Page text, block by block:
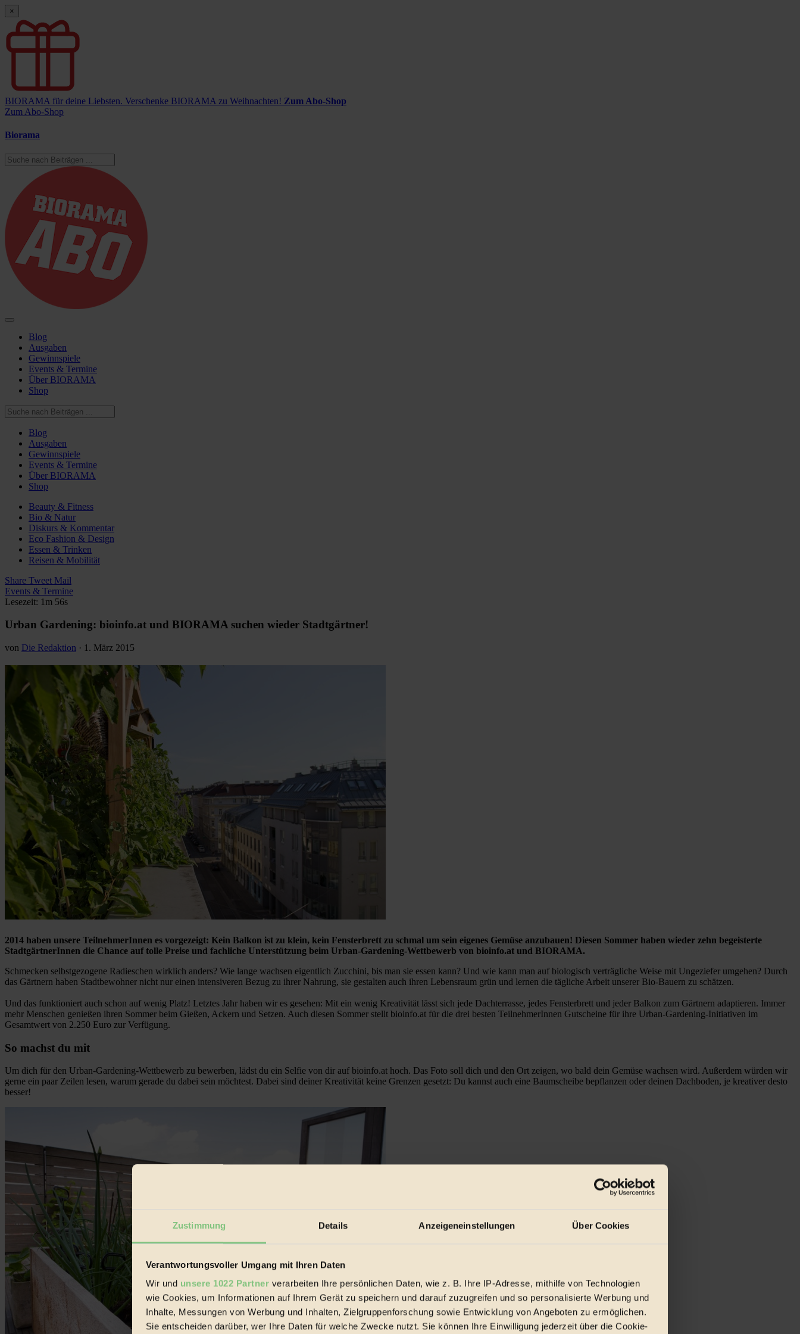
Zustimmung Details Anzeigeneinstellungen Über Cookies
Verantwortungsvoller Umgang mit Ihren Daten
Wir und unsere 1022 Partner verarbeiten Ihre persönlichen Daten, wie z. B. Ihre IP-Adresse, mithilfe von Technologien
wie Cookies, um Informationen auf Ihrem Gerät zu speichern und darauf zuzugreifen und so personalisierte Werbung und
Inhalte, Messungen von Werbung und Inhalten, Zielgruppenforschung sowie Entwicklung von Angeboten zu ermöglichen.
Sie entscheiden darüber, wer Ihre Daten für welche Zwecke nutzt. Sie können Ihre Einwilligung jederzeit über die Cookie-
×
BIORAMA für deine Liebsten. Verschenke BIORAMA zu Weihnachten! Zum Abo-Shop
Zum Abo-Shop
Biorama
Blog
Ausgaben
Gewinnspiele
Events & Termine
Über BIORAMA
Shop
Blog
Ausgaben
Gewinnspiele
Events & Termine
Über BIORAMA
Shop
Beauty & Fitness
Bio & Natur
Diskurs & Kommentar
Eco Fashion & Design
Essen & Trinken
Reisen & Mobilität
Share Tweet Mail
Events & Termine
Lesezeit: 1m 56s
Urban Gardening: bioinfo.at und BIORAMA suchen wieder Stadtgärtner!
von Die Redaktion · 1. März 2015
2014 haben unsere TeilnehmerInnen es vorgezeigt: Kein Balkon ist zu klein, kein Fensterbrett zu schmal um sein eigenes Gemüse anzubauen! Diesen Sommer haben wieder zehn begeisterte
StadtgärtnerInnen die Chance auf tolle Preise und fachliche Unterstützung beim Urban-Gardening-Wettbewerb von bioinfo.at und BIORAMA.
Schmecken selbstgezogene Radieschen wirklich anders? Wie lange wachsen eigentlich Zucchini, bis man sie essen kann? Und wie kann man auf biologisch verträgliche Weise mit Ungeziefer umgehen? Durch
das Gärtnern haben Stadtbewohner nicht nur einen intensiveren Bezug zu ihrer Nahrung, sie gestalten auch ihren Lebensraum grün und lernen die tägliche Arbeit unserer Bio-Bauern zu schätzen.
Und das funktioniert auch schon auf wenig Platz! Letztes Jahr haben wir es gesehen: Mit ein wenig Kreativität lässt sich jede Dachterrasse, jedes Fensterbrett und jeder Balkon zum Gärtnern adaptieren. Immer
mehr Menschen genießen ihren Sommer beim Gießen, Ackern und Setzen. Auch diesen Sommer stellt bioinfo.at für die drei besten TeilnehmerInnen Gutscheine für ihre Urban-Gardening-Initiativen im
Gesamtwert von 2.250 Euro zur Verfügung.
So machst du mit
Um dich für den Urban-Gardening-Wettbewerb zu bewerben, lädst du ein Selfie von dir auf bioinfo.at hoch. Das Foto soll dich und den Ort zeigen, wo bald dein Gemüse wachsen wird. Außerdem würden wir
gerne ein paar Zeilen lesen, warum gerade du dabei sein möchtest. Dabei sind deiner Kreativität keine Grenzen gesetzt: Du kannst auch eine Baumscheibe bepflanzen oder deinen Dachboden, je kreativer desto
besser!